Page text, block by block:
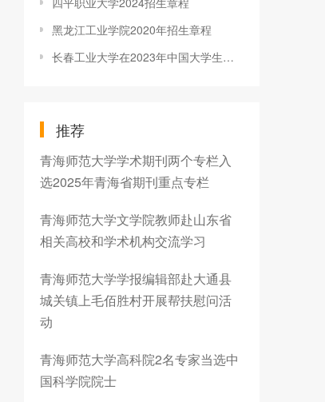
黑龙江工业学院2020年招生章程
长春工业大学在2023年中国大学生街舞锦标赛(北方赛区)中获佳绩
推荐
青海师范大学学术期刊两个专栏入
选2025年青海省期刊重点专栏
青海师范大学文学院教师赴山东省
相关高校和学术机构交流学习
青海师范大学学报编辑部赴大通县
城关镇上毛佰胜村开展帮扶慰问活
动
青海师范大学高科院2名专家当选中
国科学院院士